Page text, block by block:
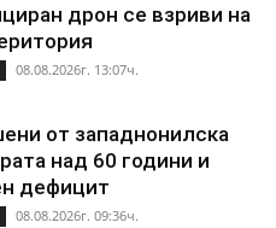
дрон се взриви на
08.08.2026г. 13:07ч.
от западнонилска
над 60 години и
дефицит
08.08.2026г. 09:36ч.